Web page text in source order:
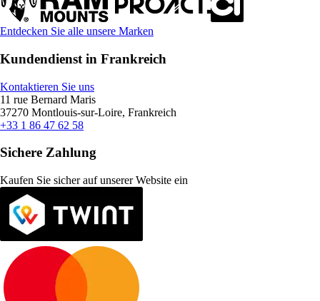
Entdecken Sie alle unsere Marken
Kundendienst in Frankreich
Kontaktieren Sie uns
11 rue Bernard Maris
37270 Montlouis-sur-Loire, Frankreich
+33 1 86 47 62 58
Sichere Zahlung
Kaufen Sie sicher auf unserer Website ein